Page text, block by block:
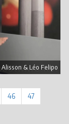
Alisson & Léo Felipo
46
47